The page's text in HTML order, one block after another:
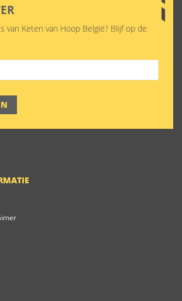
van Keten van Hoop België? Blijf op de